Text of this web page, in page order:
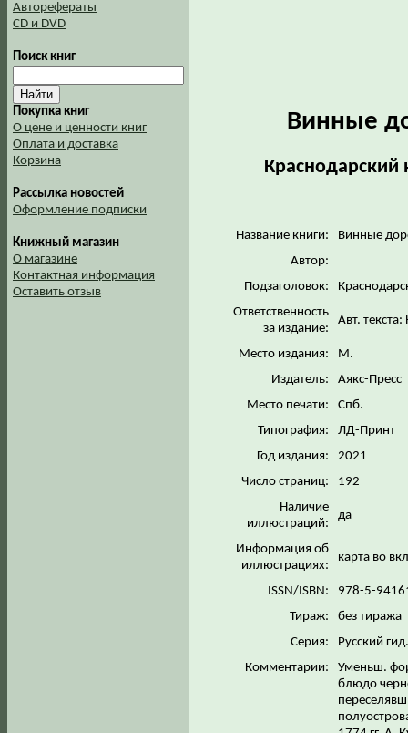
Авторефераты
CD и DVD
Поиск книг
Покупка книг
О цене и ценности книг
Оплата и доставка
Корзина
Рассылка новостей
Оформление подписки
Книжный магазин
О магазине
Контактная информация
Оставить отзыв
Винные
Краснодарский
Название книги:
Винные
Автор:
Подзаголовок:
Ответственность
за издание:
Авт.
Место издания:
М.
Издатель:
Аякс-Пресс
Место печати:
Спб.
Типография:
ЛД-Принт
Год издания:
2021
Число страниц:
192
Наличие
иллюстраций:
да
Информация об
иллюстрациях:
карта во
ISSN/ISBN:
978-5-
Тираж:
без тиража
Серия:
Русский
Комментарии:
Уменьш.
блюдо